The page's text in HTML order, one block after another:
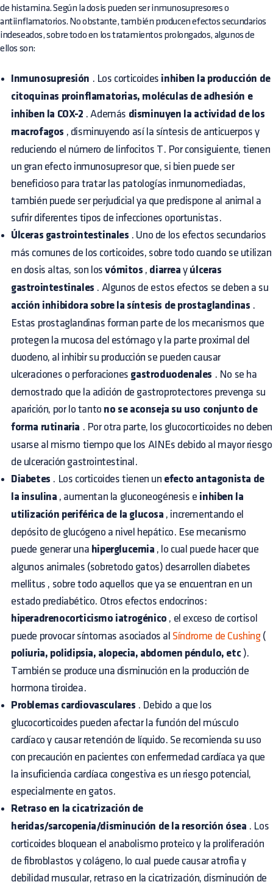
de histamina. Según la dosis pueden ser inmunosupresores o
antiinflamatorios. No obstante, también producen efectos secundarios
indeseados, sobre todo en los tratamientos prolongados, algunos de
ellos son:
Inmunosupresión . Los corticoides inhiben la producción de
citoquinas proinflamatorias, moléculas de adhesión e
inhiben la COX-2 . Además disminuyen la actividad de los
macrofagos , disminuyendo así la síntesis de anticuerpos y
reduciendo el número de linfocitos T. Por consiguiente, tienen
un gran efecto inmunosupresor que, si bien puede ser
beneficioso para tratar las patologías inmunomediadas,
también puede ser perjudicial ya que predispone al animal a
sufrir diferentes tipos de infecciones oportunistas.
Úlceras gastrointestinales . Uno de los efectos secundarios
más comunes de los corticoides, sobre todo cuando se utilizan
en dosis altas, son losvómitos , diarrea y úlceras
gastrointestinales . Algunos de estos efectos se deben a su
acción inhibidora sobre la síntesis de prostaglandinas .
Estas prostaglandinas forman parte de los mecanismos que
protegen la mucosa del estómago y la parte proximal del
duodeno, al inhibir su producción se pueden causar
ulceraciones o perforaciones gastroduodenales . No se ha
demostrado que la adición de gastroprotectores prevenga su
aparición, por lo tanto no se aconseja su uso conjunto de
forma rutinaria . Por otra parte, los glucocorticoides no deben
usarse al mismo tiempo que los AINEs debido al mayor riesgo
de ulceración gastrointestinal.
Diabetes . Los corticoides tienen un efecto antagonista de
la insulina , aumentan la gluconeogénesis e inhiben la
utilización periférica de la glucosa , incrementando el
depósito de glucógeno a nivel hepático. Ese mecanismo
puede generar una hiperglucemia , lo cual puede hacer que
algunos animales (sobretodo gatos) desarrollen diabetes
mellitus , sobre todo aquellos que ya se encuentran en un
estado prediabético. Otros efectos endocrinos:
hiperadrenocorticismo iatrogénico , el exceso de cortisol
puede provocar síntomas asociados al Síndrome de Cushing(
poliuria, polidipsia, alopecia, abdomen péndulo, etc ).
También se produce una disminución en la producción de
hormona tiroidea.
Problemas cardiovasculares . Debido a que los
glucocorticoides pueden afectar la función del músculo
cardíaco y causar retención de líquido. Se recomienda su uso
con precaución en pacientes con enfermedad cardíaca ya que
la insuficiencia cardíaca congestiva es un riesgo potencial,
especialmente en gatos.
Retraso en la cicatrización de
heridas/sarcopenia/disminución de la resorción ósea . Los
corticoides bloquean el anabolismo proteico y la proliferación
de fibroblastos y colágeno, lo cual puede causar atrofia y
debilidad muscular, retraso en la cicatrización, disminución de